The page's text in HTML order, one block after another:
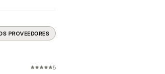
PROVEEDORES
5